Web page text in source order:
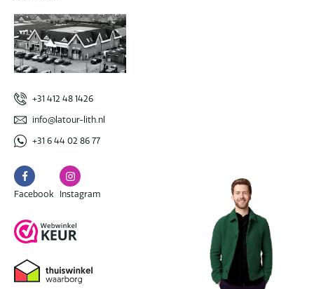
+31 412 48 1426
info@latour-lith.nl
+31 6 44 02 86 77
Facebook
Facebook
Instagram
Instagram